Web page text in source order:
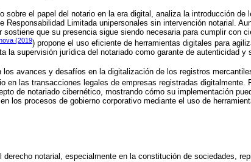
sobre el papel del notario en la era digital, analiza la introducción de
Responsabilidad Limitada unipersonales sin intervención notarial.
sostiene que su presencia sigue siendo necesaria para cumplir con
(2019) propone el uso eficiente de herramientas digitales para
la supervisión jurídica del notariado como garante de autenticidad y
los avances y desafíos en la digitalización de los registros
en las transacciones legales de empresas registradas digitalmente.
de notariado cibernético, mostrando cómo su implementación
los procesos de gobierno corporativo mediante el uso de
derecho notarial, especialmente en la constitución de sociedades,